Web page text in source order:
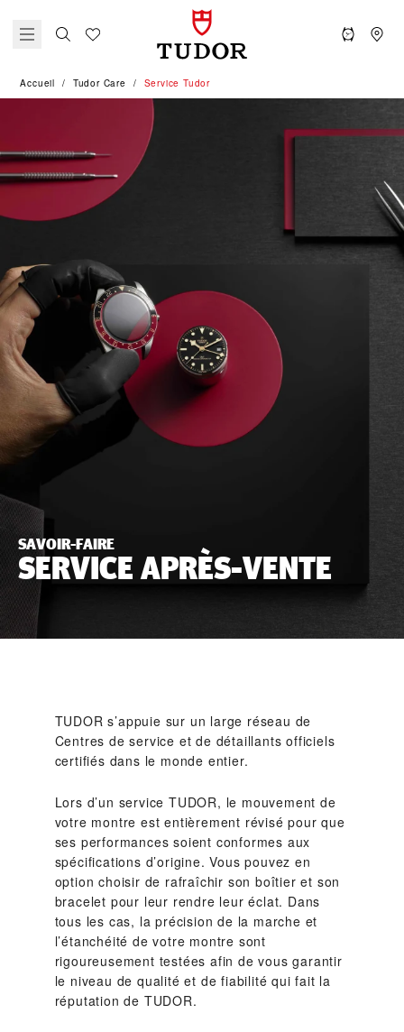
Accueil Tudor Care Service Tudor
SAVOIR-FAIRE
SERVICE APRÈS-VENTE
TUDOR s’appuie sur un large réseau de
Centres de service et de détaillants officiels
certifiés dans le monde entier.
Lors d’un service TUDOR, le mouvement de
votre montre est entièrement révisé pour que
ses performances soient conformes aux
spécifications d’origine. Vous pouvez en
option choisir de rafraîchir son boîtier et son
bracelet pour leur rendre leur éclat. Dans
tous les cas, la précision de la marche et
l’étanchéité de votre montre sont
rigoureusement testées afin de vous garantir
le niveau de qualité et de fiabilité qui fait la
réputation de TUDOR.